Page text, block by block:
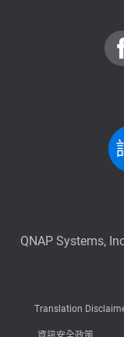
QNAP Systems,
Translation